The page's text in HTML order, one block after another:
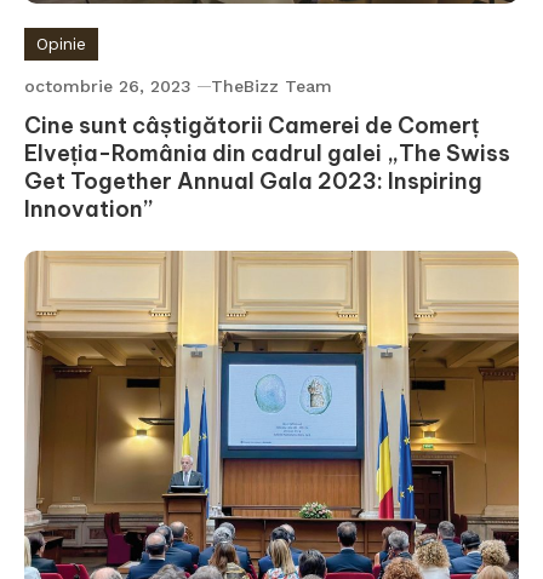
Opinie
octombrie 26, 2023 TheBizz Team
Cine sunt câștigătorii Camerei de Comerț
Elveția-România din cadrul galei „The Swiss
Get Together Annual Gala 2023: Inspiring
Innovation”